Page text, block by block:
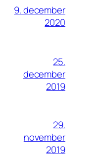
9. december
2020
25.
december
2019
29.
november
2019